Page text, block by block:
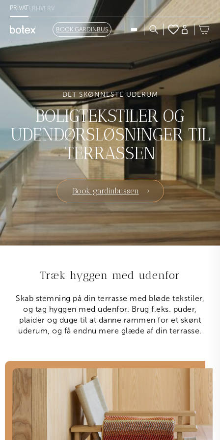
PRIVATERHVERV
BOOK GARDINBUS
DET SKØNNESTE UDERUM
BOLIGTEKSTILER OG
UDENDØRSLØSNINGER TIL
TERRASSEN
Book gardinbussen
Træk hyggen med udenfor
Skab stemning på din terrasse med bløde tekstiler,
og tag hyggen med udenfor. Brug f.eks. puder,
plaider og duge til at danne rammen for et skønt
uderum, og få endnu mere glæde af din terrasse.